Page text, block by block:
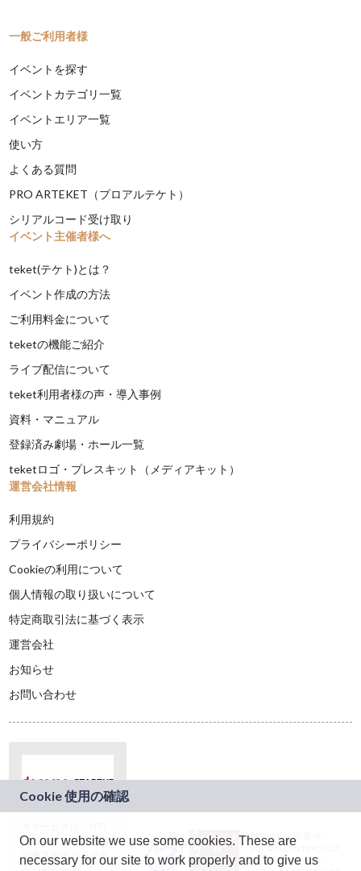
一般ご利用者様
イベントを探す
イベントカテゴリ一覧
イベントエリア一覧
使い方
よくある質問
PRO ARTEKET（プロアルテケト）
シリアルコード受け取り
イベント主催者様へ
teket(テケト)とは？
イベント作成の方法
ご利用料金について
teketの機能ご紹介
ライブ配信について
teket利用者様の声・導入事例
資料・マニュアル
登録済み劇場・ホール一覧
teketロゴ・プレスキット（メディアキット）
運営会社情報
利用規約
プライバシーポリシー
Cookieの利用について
個人情報の取り扱いについて
特定商取引法に基づく表示
運営会社
お知らせ
お問い合わせ
ドコモグループの新
規事業創出プログラ
JASRAC許諾番号：
9024936001Y45037
JASRAC許諾番号：
On our website we use some cookies. These are
necessary for our site to work properly and to give us